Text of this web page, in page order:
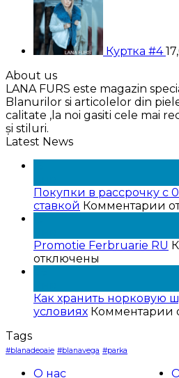
Куртка #4
About us
LANA FURS este magazin
Blanurilor si articolelor din
calitate ,la noi gasiti cele mai
și stiluri.
Latest News
Покупки в рассрочку с
ставкой Комментарии к
в
Promotie Ferbruarie RU
отключены
Как хранить норковую
условиях Комментарии к
Tags
#blanadeoaie #blanavega #parka
О нас